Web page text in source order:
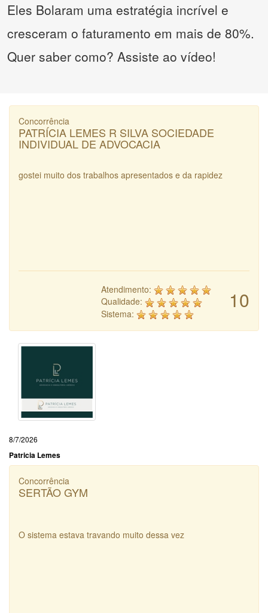
Eles Bolaram uma estratégia incrível e
cresceram o faturamento em mais de 80%.
Quer saber como? Assiste ao vídeo!
Concorrência
PATRÍCIA LEMES R SILVA SOCIEDADE
INDIVIDUAL DE ADVOCACIA
gostei muito dos trabalhos apresentados e da rapidez
10
Atendimento:
Qualidade:
Sistema:
8/7/2026
Patricia Lemes
Concorrência
SERTÃO GYM
O sistema estava travando muito dessa vez